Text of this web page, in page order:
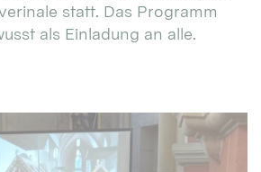
statt. Das Programm
als Einladung an alle.